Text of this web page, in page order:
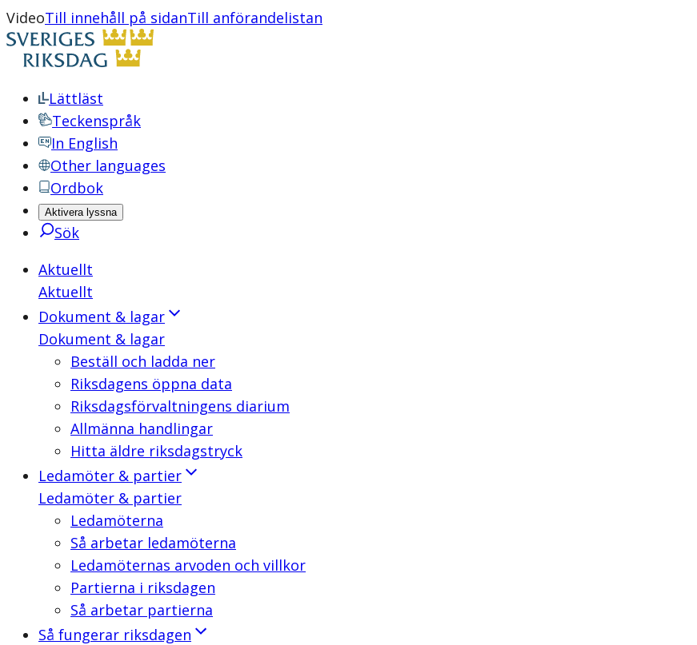
VideoTill innehåll på sidanTill anförandelistan
Lättläst
Teckenspråk
In English
Other languages
Ordbok
Aktivera lyssna
Sök
Aktuellt
Aktuellt
Dokument & lagar
Dokument & lagar
Beställ och ladda ner
Riksdagens öppna data
Riksdagsförvaltningens diarium
Allmänna handlingar
Hitta äldre riksdagstryck
Ledamöter & partier
Ledamöter & partier
Ledamöterna
Så arbetar ledamöterna
Ledamöternas arvoden och villkor
Partierna i riksdagen
Så arbetar partierna
Så fungerar riksdagen